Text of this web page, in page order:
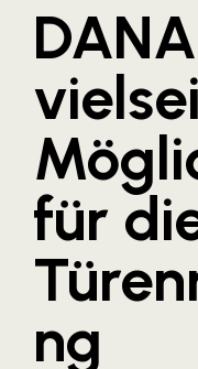
Meldungen
AKTUELLES
ACO
ALEX Krems
Amazon Web
Artweger
AustroCel
Blaguss
für
ng